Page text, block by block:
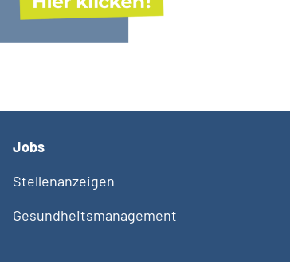
Jobs
Stellenanzeigen
Gesundheitsmanagement